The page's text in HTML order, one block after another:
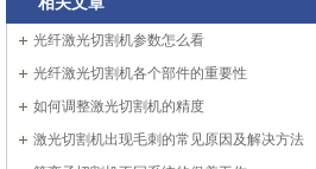
光纤激光切割机参数怎么看
光纤激光切割机各个部件的重要性
如何调整激光切割机的精度
激光切割机出现毛刺的常见原因及解决方法